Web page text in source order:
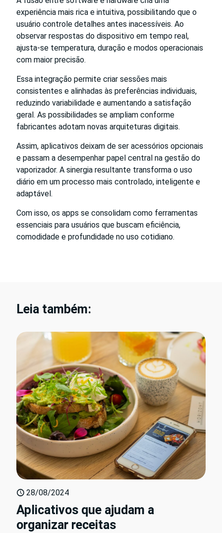
experiência mais rica e intuitiva, possibilitando que o
usuário controle detalhes antes inacessíveis. Ao
observar respostas do dispositivo em tempo real,
ajusta-se temperatura, duração e modos operacionais
com maior precisão.
Essa integração permite criar sessões mais
consistentes e alinhadas às preferências individuais,
reduzindo variabilidade e aumentando a satisfação
geral. As possibilidades se ampliam conforme
fabricantes adotam novas arquiteturas digitais.
Assim, aplicativos deixam de ser acessórios opcionais
e passam a desempenhar papel central na gestão do
vaporizador. A sinergia resultante transforma o uso
diário em um processo mais controlado, inteligente e
adaptável.
Com isso, os apps se consolidam como ferramentas
essenciais para usuários que buscam eficiência,
comodidade e profundidade no uso cotidiano.
Leia também:
28/08/2024
Aplicativos que ajudam a
organizar receitas